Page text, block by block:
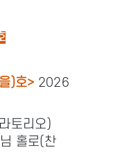
)호> 2026
토리오)
홀로(찬